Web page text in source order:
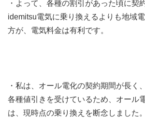
・よって、各種の割引があった頃に契
idemitsu電気に乗り換えるよりも地域
方が、電気料金は有利です。
・私は、オール電化の契約期間が長く
各種値引きを受けているため、オール
は、現時点の乗り換えを断念しました。